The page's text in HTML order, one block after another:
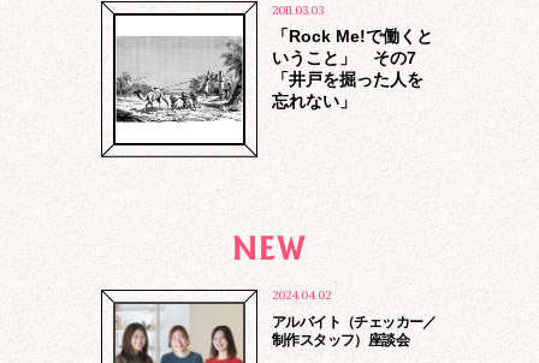
法令に基づく場合、法的手続に基づき提
供を求められた場合
第三者の生命、身体、財産保護のため必
要である場合
「Rock Me!で働くと
いうこと」 その7
「井戸を掘った人を
忘れない」
2011.03.03
2024.04.02
アルバイト（チェッカー／
制作スタッフ）座談会